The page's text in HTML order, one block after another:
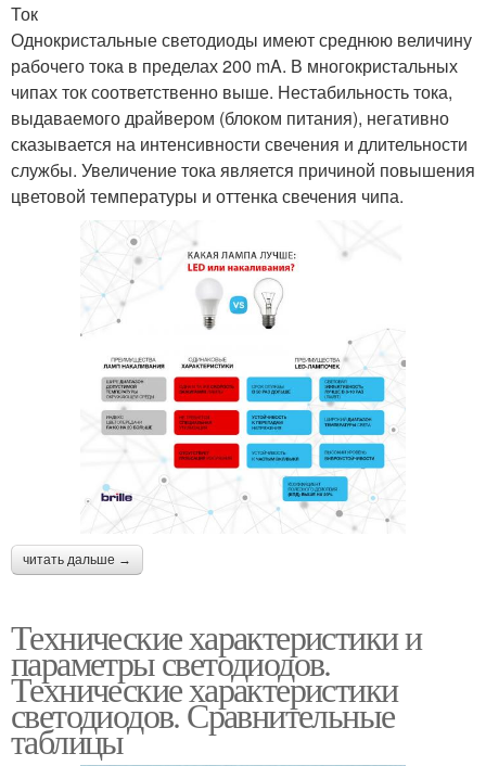
Ток
Однокристальные светодиоды имеют среднюю величину
рабочего тока в пределах 200 mA. В многокристальных
чипах ток соответственно выше. Нестабильность тока,
выдаваемого драйвером (блоком питания), негативно
сказывается на интенсивности свечения и длительности
службы. Увеличение тока является причиной повышения
цветовой температуры и оттенка свечения чипа.
читать дальше →
Технические характеристики и
параметры светодиодов.
Технические характеристики
светодиодов. Сравнительные
таблицы